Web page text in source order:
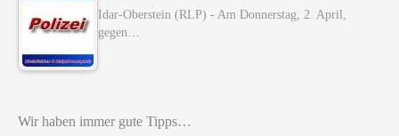
Idar-Oberstein (RLP) - Am Donnerstag, 2. April,
gegen…
Wir haben immer gute Tipps…